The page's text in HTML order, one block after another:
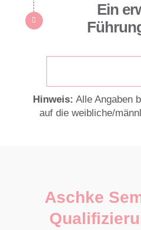
Ein
Hinweis: Alle Angaben
auf die weibliche/
Aschke